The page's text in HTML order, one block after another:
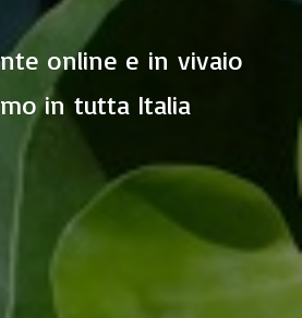
online e in vivaio
in tutta Italia